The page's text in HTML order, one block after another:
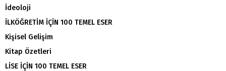
İdeoloji
İLKÖĞRETİM İÇİN 100 TEMEL ESER
Kişisel Gelişim
Kitap Özetleri
LİSE İÇİN 100 TEMEL ESER